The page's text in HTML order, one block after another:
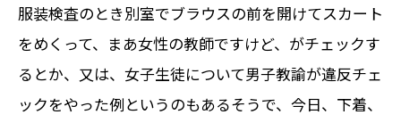
服装検査のとき別室でブラウスの前を開けてスカート
をめくって、まあ女性の教師ですけど、がチェックす
るとか、又は、女子生徒について男子教諭が違反チェ
ックをやった例というのもあるそうで、今日、下着、